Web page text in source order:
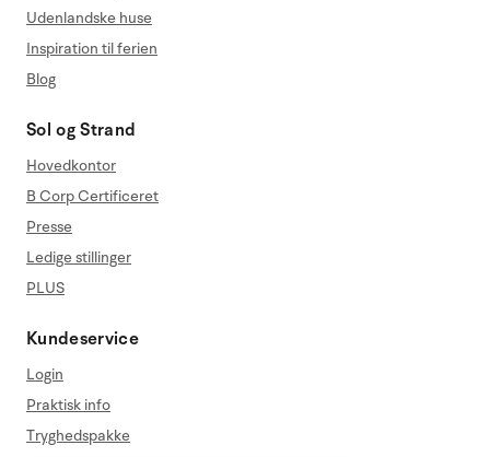
Udenlandske huse
Inspiration til ferien
Blog
Sol og Strand
Hovedkontor
B Corp Certificeret
Presse
Ledige stillinger
PLUS
Kundeservice
Login
Praktisk info
Tryghedspakke